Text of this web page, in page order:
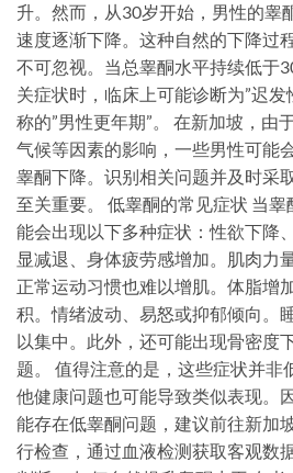
升。然而，从30岁开始，男性的睾
速度逐渐下降。这种自然的下降过
不可忽视。当总睾酮水平持续低于
关症状时，临床上可能诊断为”迟
称的”男性更年期”。 在新加坡，由
气候等因素的影响，一些男性可能
睾酮下降。识别相关问题并及时采
至关重要。 低睾酮的常见症状 当
能会出现以下多种症状：性欲下降
显减退、身体疲劳感增加。肌肉力
正常运动习惯也难以增肌。体脂增
积。情绪波动、易怒或抑郁倾向。
以集中。此外，还可能出现骨密度
题。 值得注意的是，这些症状并非
他健康问题也可能导致类似表现。
能存在低睾酮问题，建议前往新加
行检查，通过血液检测获取客观数